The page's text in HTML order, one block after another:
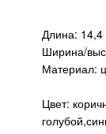
Длина:
Ширина/
Материал:
Цвет: